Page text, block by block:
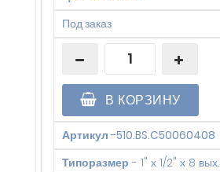
Под заказ
В КОРЗИНУ
Артикул -510.BS.C50060408
Типоразмер - 1" х 1/2" х 8 вых.